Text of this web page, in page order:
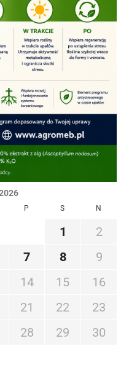
P S N
1
2
7 8
9
14 15
16
21 22
23
28 29
30